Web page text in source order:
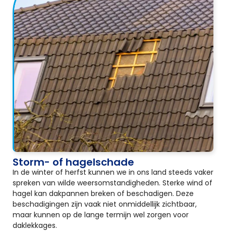
Storm- of hagelschade
In de winter of herfst kunnen we in ons land steeds vaker
spreken van wilde weersomstandigheden. Sterke wind of
hagel kan dakpannen breken of beschadigen. Deze
beschadigingen zijn vaak niet onmiddellijk zichtbaar,
maar kunnen op de lange termijn wel zorgen voor
daklekkages.